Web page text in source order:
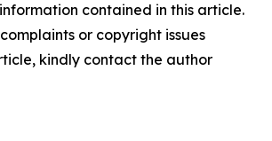
contained in this article.
or copyright issues
kindly contact the author